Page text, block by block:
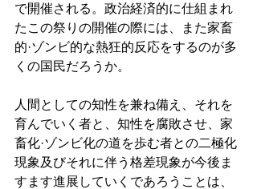
で開催される。政治経済的に仕組まれ
たこの祭りの開催の際には、また家畜
的·ゾンビ的な熱狂的反応をするのが多
くの国民だろうか。
人間としての知性を兼ね備え、それを
育んでいく者と、知性を腐敗させ、家
畜化·ゾンビ化の道を歩む者との二極化
現象及びそれに伴う格差現象が今後ま
すます進展していくであろうことは、